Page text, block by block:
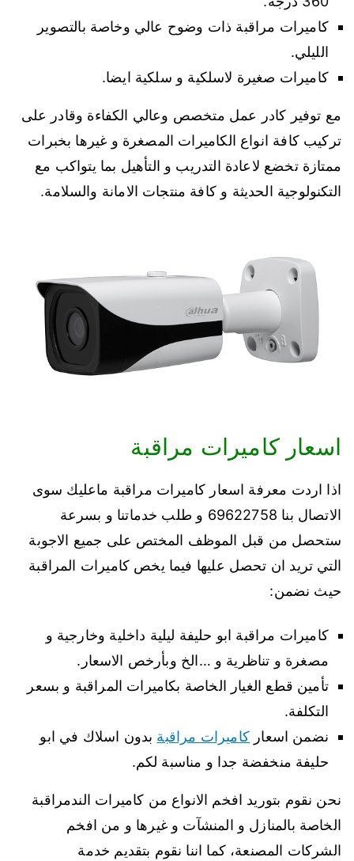
كاميرات مراقبة ذات وضوح عالي وخاصة بالتصوير
الليلي.
كاميرات صغيرة لاسلكية و سلكية ايضا.
مع توفير كادر عمل متخصص وعالي الكفاءة وقادر على
تركيب كافة انواع الكاميرات المصغرة و غيرها بخبرات
ممتازة تخضع لاعادة التدريب و التأهيل بما يتواكب مع
التكنولوجية الحديثة و كافة منتجات الامانة والسلامة.
اسعار كاميرات مراقبة
اذا اردت معرفة اسعار كاميرات مراقبة ماعليك سوى
الاتصال بنا 69622758 و طلب خدماتنا و بسرعة
ستحصل من قبل الموظف المختص على جميع الاجوبة
التي تريد ان تحصل عليها فيما يخص كاميرات المراقبة
حيث نضمن:
كاميرات مراقبة ابو حليفة ليلية داخلية وخارجية و
مصغرة و تناظرية و …الخ وبأرخص الاسعار.
تأمين قطع الغيار الخاصة بكاميرات المراقبة و بسعر
التكلفة.
نضمن اسعار كاميرات مراقبة بدون اسلاك في ابو
حليفة منخفضة جدا و مناسبة لكم.
نحن نقوم بتوريد افخم الانواع من كاميرات الندمراقبة
الخاصة بالمنازل و المنشآت و غيرها و من افخم
الشركات المصنعة، كما اننا نقوم بتقديم خدمة